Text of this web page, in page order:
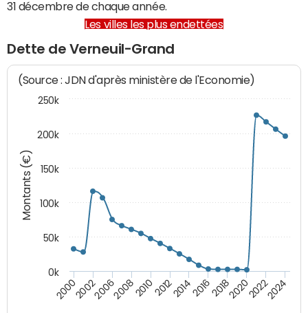
31 décembre de chaque année.
Les villes les plus endettées
Dette de Verneuil-Grand
Montants (€)
(Source : JDN d'après ministère de l'Economie)
200020022006200820102012201420162018202020222024
0k
50k
100k
150k
200k
250k